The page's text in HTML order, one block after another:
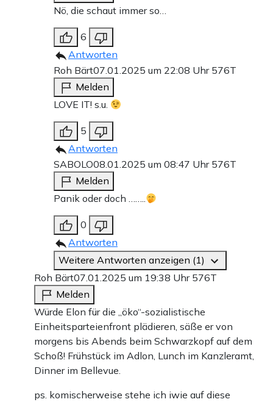
Nö, die schaut immer so…
6
Antworten
Roh Bärt07.01.2025 um 22:08 Uhr 576T
Melden
LOVE IT! s.u.
5
Antworten
SABOLO08.01.2025 um 08:47 Uhr 576T
Melden
Panik oder doch ……..
0
Antworten
Weitere Antworten anzeigen (1)
Roh Bärt07.01.2025 um 19:38 Uhr 576T
Melden
Würde Elon für die „öko“-sozialistische
Einheitsparteienfront plädieren, säße er von
morgens bis Abends beim Schwarzkopf auf dem
Schoß! Frühstück im Adlon, Lunch im Kanzleramt,
Dinner im Bellevue.
ps. komischerweise stehe ich iwie auf diese